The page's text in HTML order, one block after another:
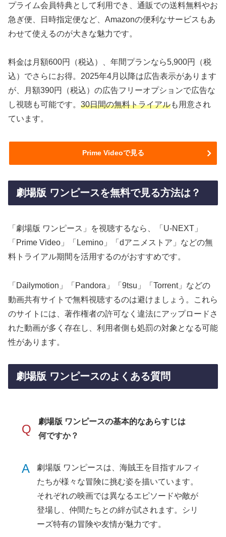
プライム会員特典として利用でき、通販での送料無料やお
急ぎ便、日時指定便など、Amazonの便利なサービスもあ
わせて使えるのが大きな魅力です。
料金は月額600円（税込）、年間プランなら5,900円（税
込）でさらにお得。2025年4月以降は広告表示があります
が、月額390円（税込）の広告フリーオプションで広告な
し視聴も可能です。 30日間の無料トライアルも用意され
ています。
Prime Videoで見る
劇場版 ワンピースを無料で見る方法は？
「劇場版 ワンピース」を視聴するなら、「U-NEXT」
「Prime Video」「Lemino」「dアニメストア」などの無
料トライアル期間を活用するのがおすすめです。
「Dailymotion」「Pandora」「9tsu」「Torrent」などの
動画共有サイトで無料視聴するのは避けましょう。これら
のサイトには、著作権者の許可なく違法にアップロードさ
れた動画が多く存在し、利用者側も処罰の対象となる可能
性があります。
劇場版 ワンピースのよくある質問
Q
劇場版 ワンピースの基本的なあらすじは
何ですか？
A
劇場版 ワンピースは、海賊王を目指すルフィ
たちが様々な冒険に挑む姿を描いています。
それぞれの映画では異なるエピソードや敵が
登場し、仲間たちとの絆が試されます。シリ
ーズ特有の冒険や友情が魅力です。